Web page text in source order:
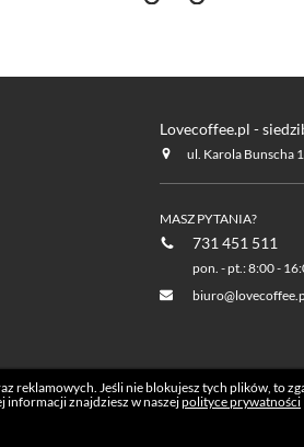
Lovecoffee.pl -
ul. Karola Bunscha
MASZ PYTANIA?
731 451 511
pon. - pt.: 8:00 -
Jeśli nie blokujesz tych plików, to
informacji znajdziesz w naszejpolityce prywatności